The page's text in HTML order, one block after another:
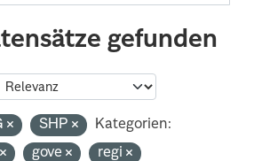
gefunden
SHP
Kategorien:
gove regi